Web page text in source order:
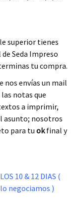
superior tienes
Seda Impreso
tu compra.
nos envías un mail
notas que
a imprimir,
asunto; nosotros
para tu okfinal y
10 & 12 DIAS (
negociamos )